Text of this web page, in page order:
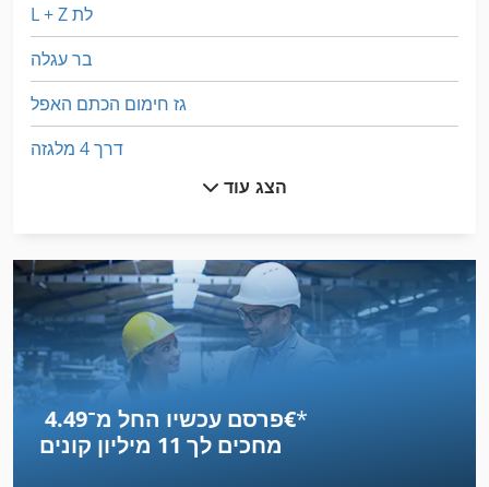
L + Z לת
בר עגלה
גז חימום הכתם האפל
דרך 4 מלגזה
טעינה להתקן עבור משאיות מלגזה
לחץ על מסגרת
לחצו על הכלי בלם
מגזין טעינה
מזלג הרמה
הצג עוד
פרסם עכשיו החל מ־‏4.49 ‏€*
מחכים לך 11 מיליון קונים